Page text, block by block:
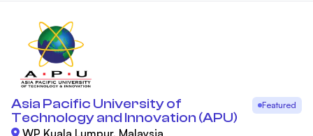
Asia Pacific University of
Technology and Innovation (APU)
Featured
WP Kuala Lumpur, Malaysia